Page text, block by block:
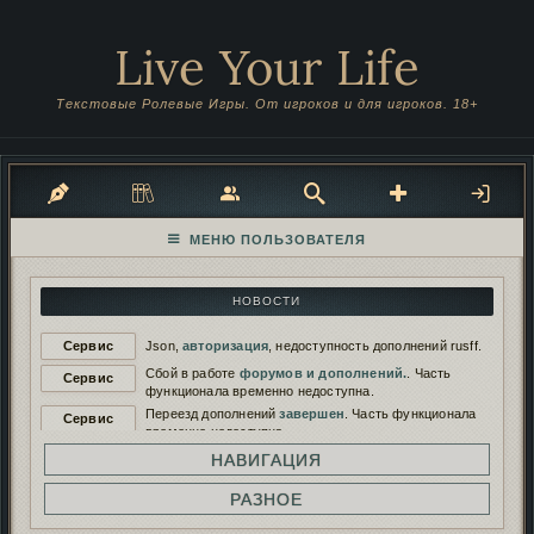
Live Your Life
Текстовые Ролевые Игры. От игроков и для игроков. 18+
НОВОСТИ
Сервис Json,авторизация , недоступность дополнений rusff.
Сервис Сбой в работе форумов и дополнений. . Часть
функционала временно недоступна.
Сервис
Переезд дополненийзавершен . Часть функционала
временно недоступна.
Переезд дополнений нановый сервер
будет временно недоступен.
Работа дополнений восстановлена. И снова
сломана...
НАВИГАЦИЯ
РАЗНОЕ